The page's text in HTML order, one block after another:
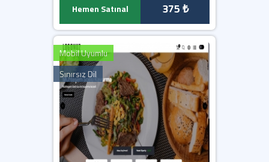
Hemen Satınal 375 ₺
Mobil Uyumlu
Sınırsız Dil